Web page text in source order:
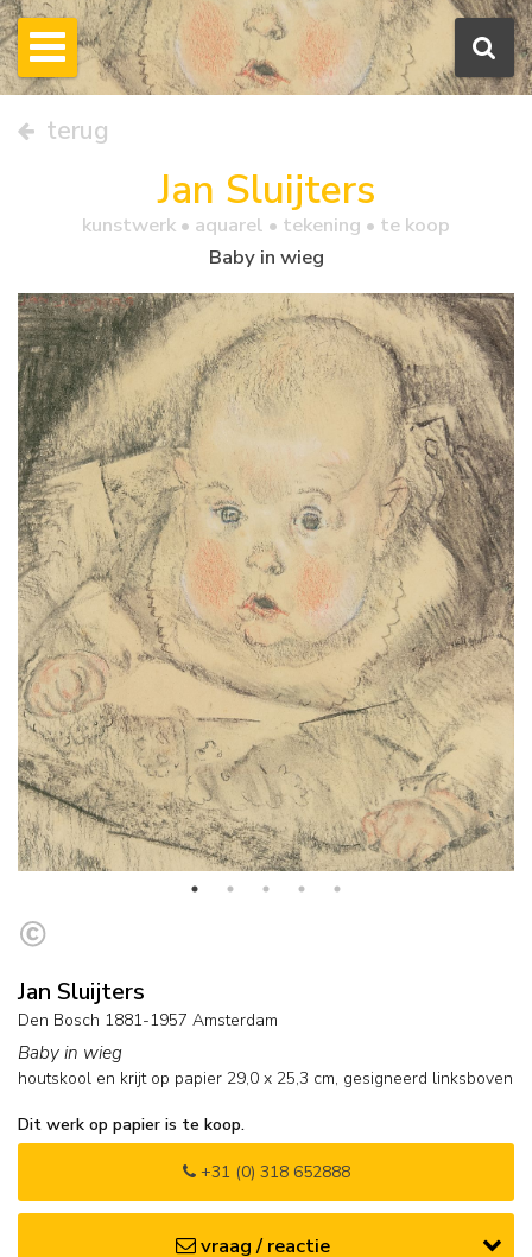
terug
Jan Sluijters
kunstwerk • aquarel • tekening • te koop
Baby in wieg
Jan Sluijters
Den Bosch 1881-1957 Amsterdam
Baby in wieg
houtskool en krijt op papier 29,0 x 25,3 cm, gesigneerd linksboven
Dit werk op papier is te koop.
+31 (0) 318 652888
vraag / reactie